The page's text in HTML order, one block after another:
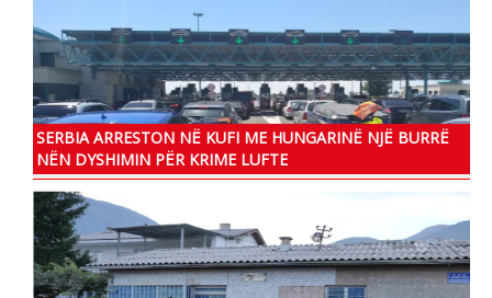
SERBIA ARRESTON NË KUFI ME HUNGARINË NJË BURRË
NËN DYSHIMIN PËR KRIME LUFTE